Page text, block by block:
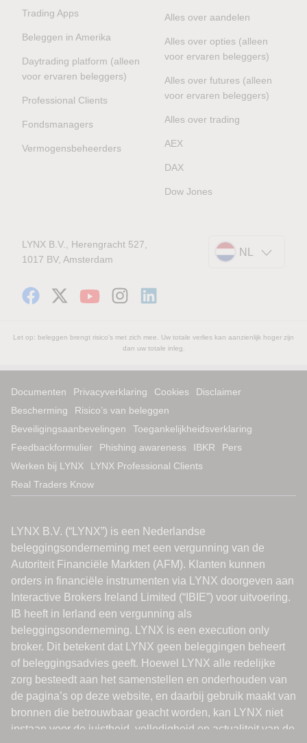
Trading Apps
Beleggen in Amerika
Daytrading platform (alleen
voor ervaren beleggers)
Professional Clients
Fondsmanagers
Vermogensbeheerders
Alles over aandelen
Alles over opties (alleen
voor ervaren beleggers)
Alles over futures (alleen
voor ervaren beleggers)
Alles over trading
AEX
DAX
Dow Jones
LYNX B.V., Herengracht 527,
1017 BV, Amsterdam
NL
Let op: beleggen brengt risico's met zich mee. Uw totale verlies kan aanzienlijk hoger zijn
dan uw totale inleg.
Documenten Privacyverklaring Cookies
Disclaimer
Bescherming
Risico’s van beleggen
Beveiligingsaanbevelingen
Toegankelijkheidsverklaring
Feedbackformulier
Phishing awareness IBKR
Pers
Werken bij LYNX
LYNX Professional Clients
Real Traders Know